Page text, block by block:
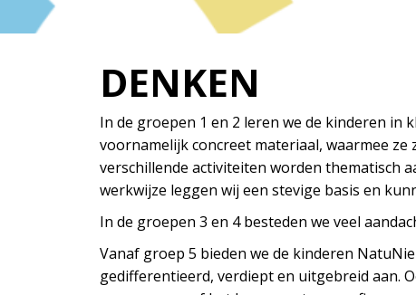
DENKEN
In de groepen 1 en 2 leren we de kinderen in
voornamelijk concreet materiaal, waarmee
verschillende activiteiten worden thematisch
werkwijze leggen wij een stevige basis en
In de groepen 3 en 4 besteden we veel
Vanaf groep 5 bieden we de kinderen
gedifferentieerd, verdiept en uitgebreid aan.